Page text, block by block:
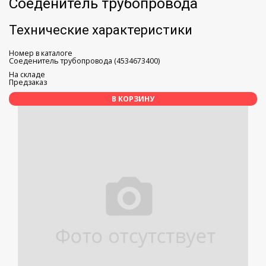
Технические характеристики
Номер в каталоге
Соеденитель трубопровода (4534673400)
На складе
Предзаказ
В КОРЗИНУ